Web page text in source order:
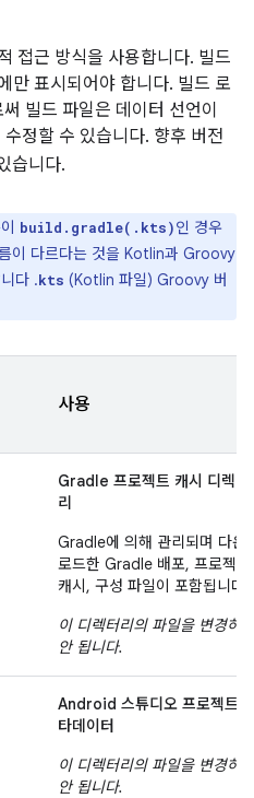
접근 방식을 사용합니다. 빌드
만 표시되어야 합니다. 빌드 로
빌드 파일은 데이터 선언이
정할 수 있습니다. 향후 버전
습니다.
build.gradle(.kts)인 경우
이 다르다는 것을 Kotlin과 Groovy
다 .kts (Kotlin 파일) Groovy 버
사용
Gradle 프로젝트 캐시 디렉터
리
Gradle에 의해 관리되며 다운
로드한 Gradle 배포, 프로젝트
캐시, 구성 파일이 포함됩니다.
이 디렉터리의 파일을 변경하면
안 됩니다.
Android 스튜디오 프로젝트
타데이터
이 디렉터리의 파일을 변경하면
안 됩니다.